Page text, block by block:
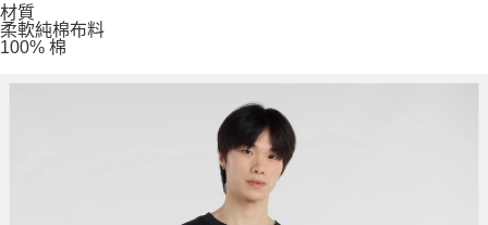
材質
柔軟純棉布料
100% 棉